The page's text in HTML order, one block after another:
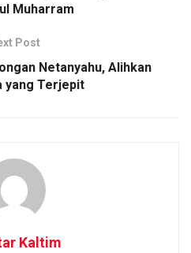
Muharram
Post
Netanyahu, Alihkan
yang Terjepit
Kaltim